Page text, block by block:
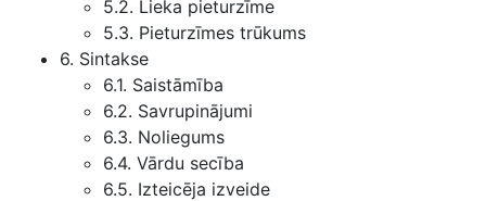
5.2. Lieka pieturzīme
5.3. Pieturzīmes trūkums
6. Sintakse
6.1. Saistāmība
6.2. Savrupinājumi
6.3. Noliegums
6.4. Vārdu secība
6.5. Izteicēja izveide